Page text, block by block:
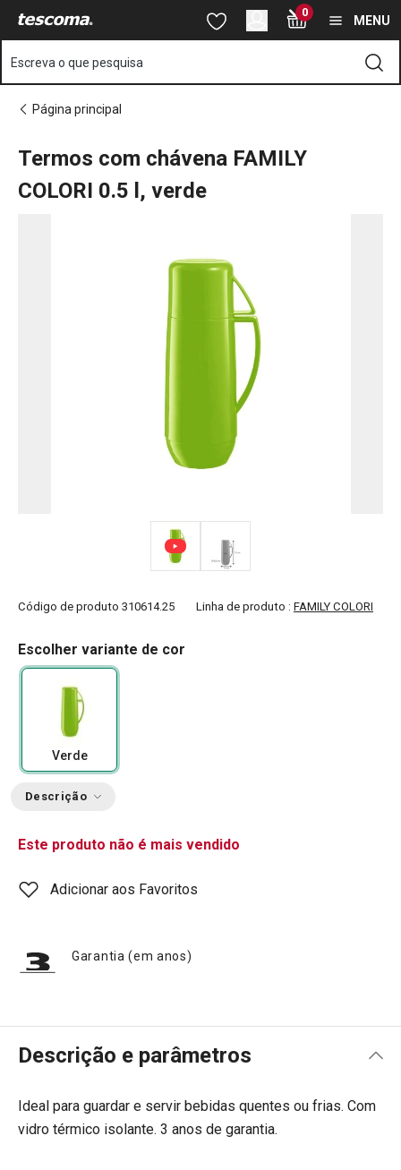
Está na página Termos com chávena FAMILY COLORI 0.5 l, verde
Saltar para o conteúdo principal
Saltar para a pesquisa
Saltar para a navegação 0
MENU
Escreva o que pesquisa
Página principal
Termos com chávena FAMILY
COLORI 0.5 l, verde
Código de produto 310614.25 Linha de produto : FAMILY COLORI
Escolher variante de cor
Verde
Descrição
Este produto não é mais vendido
Adicionar aos Favoritos
Garantia (em anos)
Descrição e parâmetros
Ideal para guardar e servir bebidas quentes ou frias. Com
vidro térmico isolante. 3 anos de garantia.